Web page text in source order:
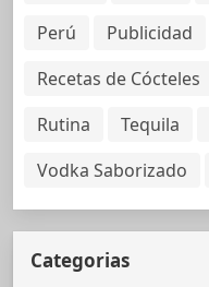
Perú
Publicidad
Recetas de Cócteles
Rutina
Tequila
Vodka Saborizado
Categorias